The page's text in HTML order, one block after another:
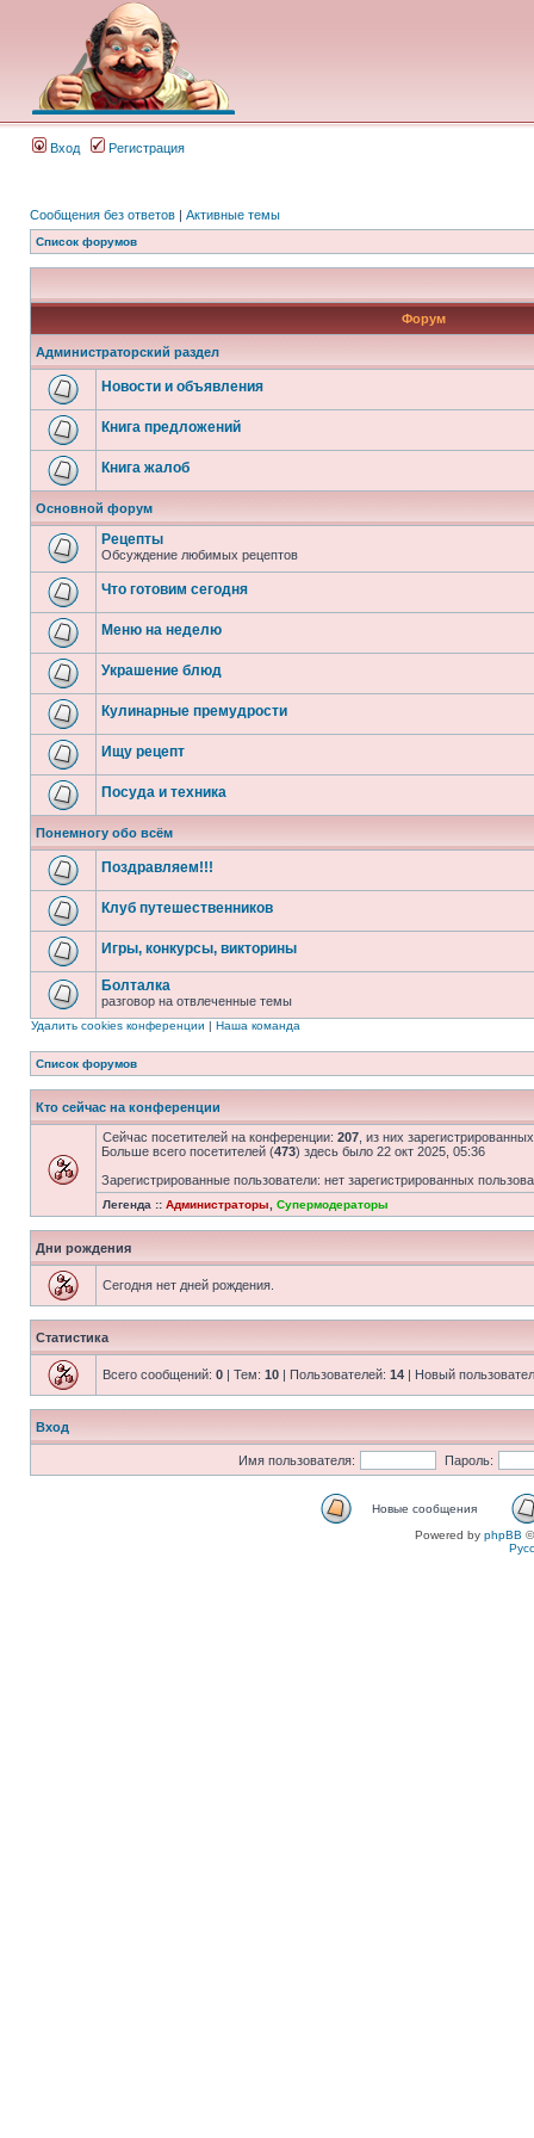
Вход Регистрация
Сообщения без ответов | Активные темы
Список форумов
Форум
Администраторский раздел
Новости и объявления
Книга предложений
Книга жалоб
Основной форум
Рецепты
Обсуждение любимых рецептов
Что готовим сегодня
Меню на неделю
Украшение блюд
Кулинарные премудрости
Ищу рецепт
Посуда и техника
Понемногу обо всём
Поздравляем!!!
Клуб путешественников
Игры, конкурсы, викторины
Болталка
разговор на отвлеченные темы
Удалить cookies конференции | Наша команда
Список форумов
Кто сейчас на конференции
Сейчас посетителей на конференции: 207 , из них
Больше всего посетителей (473) здесь было 22 окт 2025, 05:36
Зарегистрированные пользователи: нет зарегистрированных
Легенда :: Администраторы Супермодераторы
Дни рождения
Сегодня нет дней рождения.
Статистика
Всего сообщений: 0 | Тем: 10 | Пользователей: 14 | Новый
Вход
Имя пользователя: Пароль:
Новые сообщения
Powered by phpBB